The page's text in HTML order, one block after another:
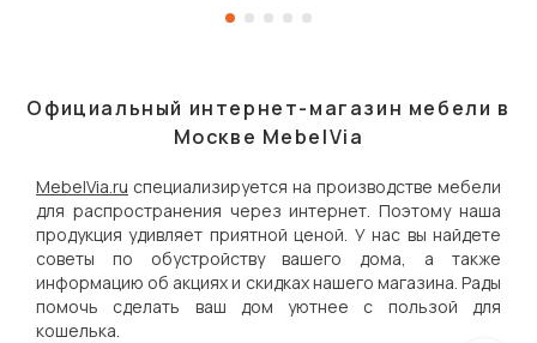
Официальный интернет-магазин мебели в
Москве MebelVia
MebelVia.ru специализируется на производстве мебели
для распространения через интернет. Поэтому наша
продукция удивляет приятной ценой. У нас вы найдете
советы по обустройству вашего дома, а также
информацию об акциях и скидках нашего магазина. Рады
помочь сделать ваш дом уютнее с пользой для
кошелька.